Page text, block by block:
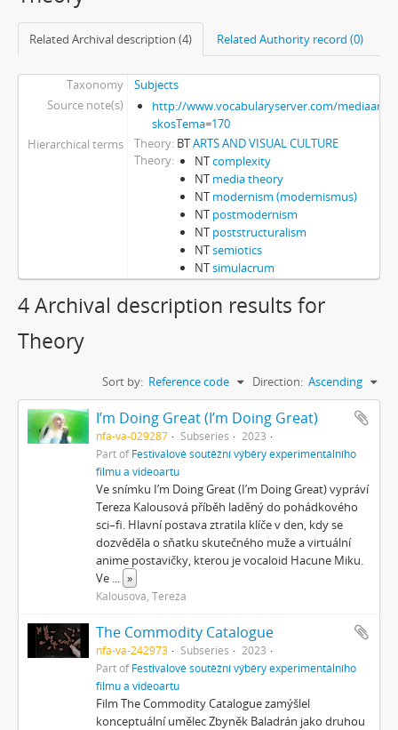
Related Archival description (4) Related Authority record (0)
Taxonomy
Subjects
Source note(s)
http://www.vocabularyserver.com/mediaart/
skosTema=170
Hierarchical terms
Theory BTARTS AND VISUAL CULTURE
Theory
NTcomplexity
NT media theory
NT modernism (modernismus)
NT postmodernism
NT poststructuralism
NTsemiotics
NTsimulacrum
4 Archival description results for
Theory
Sort by: Reference code Direction: Ascending
I’m Doing Great (I’m Doing Great)
nfa-va-029287 Subseries
2023
Part ofFestivalové soutěžní výběry experimentálního
filmu a videoartu
Ve snímku I’m Doing Great (I’m Doing Great) vypráví
Tereza Kalousová příběh laděný do pohádkového
sci–fi. Hlavní postava ztratila klíče v den, kdy se
dozvěděla o sňatku skutečného muže a virtuální
anime postavičky, kterou je vocaloid Hacune Miku.
Ve ... »
Kalousová, Tereza
The Commodity Catalogue
nfa-va-242973 Subseries
2023
Part ofFestivalové soutěžní výběry experimentálního
filmu a videoartu
Film The Commodity Catalogue zamýšlel
konceptuální umělec Zbyněk Baladrán jako druhou